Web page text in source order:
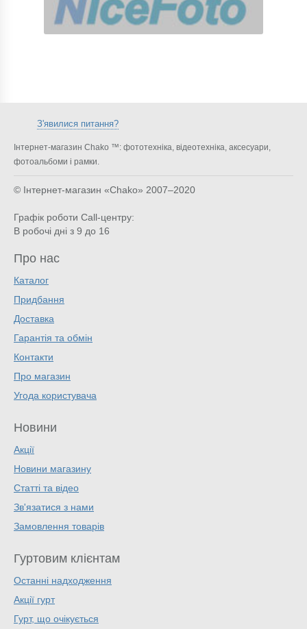
З'явилися питання?
Інтернет-магазин Chako ™: фототехніка, відеотехніка, аксесуари,
фотоальбоми і рамки.
© Інтернет-магазин «Chako» 2007–2020
Графік роботи Call-центру:
В робочі дні з 9 до 16
Про нас
Каталог
Придбання
Доставка
Гарантія та обмін
Контакти
Про магазин
Угода користувача
Новини
Акції
Новини магазину
Статті та відео
Зв'язатися з нами
Замовлення товарів
Гуртовим клієнтам
Останні надходження
Акції гурт
Гурт, що очікується